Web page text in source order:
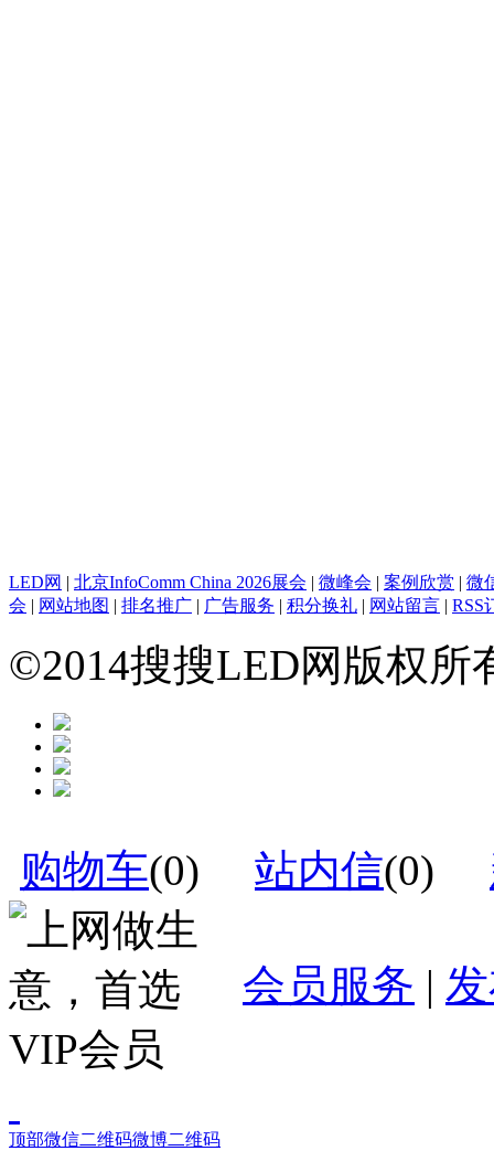
LED网 | 北京InfoComm China 2026展会 | 微峰会 | 案例欣赏 | 微
会 | 网站地图 | 排名推广 | 广告服务 | 积分换礼 | 网站留言 | RSS
©2014搜搜LED网版权
购物车(0) 站内信(0)
会员服务 |
顶部微信二维码微博二维码